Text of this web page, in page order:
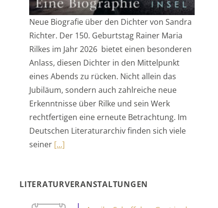
Rilkes im Jahr 2026 bietet einen besonderen
Anlass, diesen Dichter in den Mittelpunkt
eines Abends zu rücken. Nicht allein das
Jubiläum, sondern auch zahlreiche neue
Erkenntnisse über Rilke und sein Werk
rechtfertigen eine erneute Betrachtung. Im
Deutschen Literaturarchiv finden sich viele
seiner[…]
LITERATURVERANSTALTUNGEN
Sep.
17. Kulturakademie ›Literatur‹